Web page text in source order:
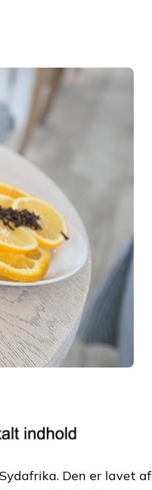
Den er lavet af